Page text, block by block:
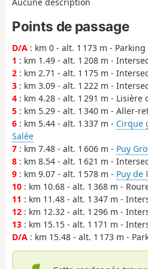
Points de passage
D/A : km 0 - alt. 1 173 m -
1 : km 1.49 - alt. 1 208 m -
2 : km 2.71 - alt. 1 175 m -
3 : km 3.09 - alt. 1 222 m -
4 : km 4.28 - alt. 1 291 m - Lisière
5 : km 5.29 - alt. 1 340 m - Aller-
6 : km 5.44 - alt. 1 337 m - Cirque
Salée
7 : km 7.48 - alt. 1 606 m - Puy
8 : km 8.54 - alt. 1 621 m -
9 : km 9.07 - alt. 1 578 m - Puy de
10 : km 10.68 - alt. 1 368 m -
11 : km 11.48 - alt. 1 347 m -
12 : km 12.32 - alt. 1 296 m -
13 : km 15.15 - alt. 1 171 m -
D/A : km 15.48 - alt. 1 173 m -